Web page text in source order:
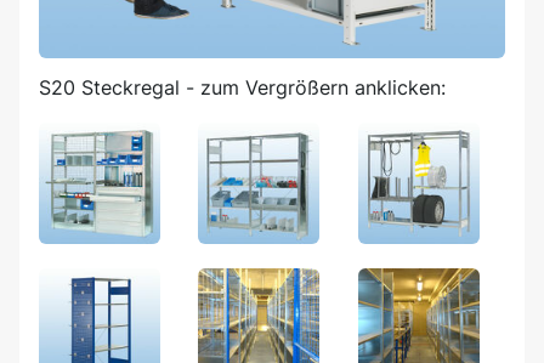
S20 Steckregal - zum Vergrößern anklicken: